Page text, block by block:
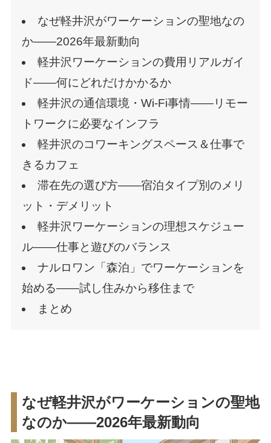
なぜ軽井沢がワーケーションの聖地なの
か——2026年最新動向
軽井沢ワーケーションの費用リアルガイ
ド——何にどれだけかかるか
軽井沢の通信環境・Wi-Fi事情——リモー
トワークに必要なインフラ
軽井沢のコワーキングスペース＆仕事で
きるカフェ
滞在先の選び方——宿泊タイプ別のメリ
ット・デメリット
軽井沢ワーケーションの理想スケジュー
ル——仕事と遊びのバランス
ナルロワン「森泊」でワーケーションを
始める——試し住みから移住まで
まとめ
なぜ軽井沢がワーケーションの聖地
なのか——2026年最新動向